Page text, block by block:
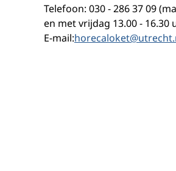
Telefoon: 030 - 286 37 09
en met vrijdag 13.00 - 16.30
E-mail: